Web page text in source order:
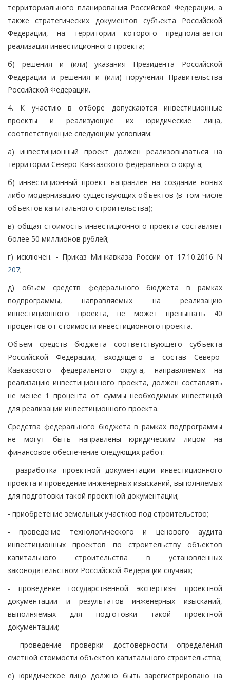
территориального планирования Российской Федерации, а
также стратегических документов субъекта Российской
Федерации, на территории которого предполагается
реализация инвестиционного проекта;
б) решения и (или) указания Президента Российской
Федерации и решения и (или) поручения Правительства
Российской Федерации.
4. К участию в отборе допускаются инвестиционные
проекты и реализующие их юридические лица,
соответствующие следующим условиям:
а) инвестиционный проект должен реализовываться на
территории Северо-Кавказского федерального округа;
б) инвестиционный проект направлен на создание новых
либо модернизацию существующих объектов (в том числе
объектов капитального строительства);
в) общая стоимость инвестиционного проекта составляет
более 50 миллионов рублей;
г) исключен. - Приказ Минкавказа России от 17.10.2016 N
207;
д) объем средств федерального бюджета в рамках
подпрограммы, направляемых на реализацию
инвестиционного проекта, не может превышать 40
процентов от стоимости инвестиционного проекта.
Объем средств бюджета соответствующего субъекта
Российской Федерации, входящего в состав Северо-
Кавказского федерального округа, направляемых на
реализацию инвестиционного проекта, должен составлять
не менее 1 процента от суммы необходимых инвестиций
для реализации инвестиционного проекта.
Средства федерального бюджета в рамках подпрограммы
не могут быть направлены юридическим лицом на
финансовое обеспечение следующих работ:
- разработка проектной документации инвестиционного
проекта и проведение инженерных изысканий, выполняемых
для подготовки такой проектной документации;
- приобретение земельных участков под строительство;
- проведение технологического и ценового аудита
инвестиционных проектов по строительству объектов
капитального строительства в установленных
законодательством Российской Федерации случаях;
- проведение государственной экспертизы проектной
документации и результатов инженерных изысканий,
выполняемых для подготовки такой проектной
документации;
- проведение проверки достоверности определения
сметной стоимости объектов капитального строительства;
е) юридическое лицо должно быть зарегистрировано на